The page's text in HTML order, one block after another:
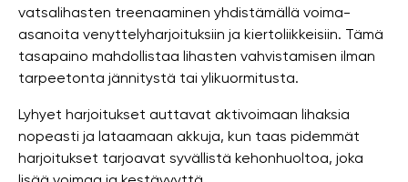
vatsalihasten treenaaminen yhdistämällä voima-
asanoita venyttelyharjoituksiin ja kiertoliikkeisiin. Tämä
tasapaino mahdollistaa lihasten vahvistamisen ilman
tarpeetonta jännitystä tai ylikuormitusta.
Lyhyet harjoitukset auttavat aktivoimaan lihaksia
nopeasti ja lataamaan akkuja, kun taas pidemmät
harjoitukset tarjoavat syvällistä kehonhuoltoa, joka